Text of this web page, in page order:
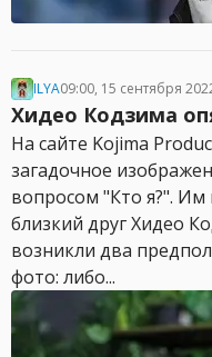
ILYA09:00, 15 сентября
Хидео Кодзима
На сайте Kojima
загадочное
вопросом "Кто я?".
близкий друг Хидео
возникли два
фото: либо...